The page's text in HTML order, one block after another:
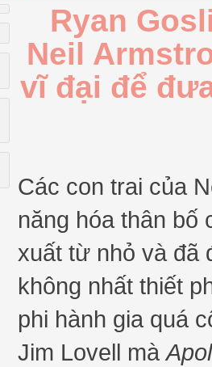
Ryan
Neil
vĩ đại để
Các con trai của
năng hóa thân bố
xuất từ nhỏ và đã
không nhất thiết
phi hành gia quá
Jim Lovell mà